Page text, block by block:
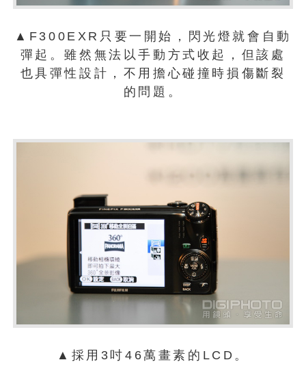
▲F300EXR只要一開始，閃光燈就會自動
彈起。雖然無法以手動方式收起，但該處
也具彈性設計，不用擔心碰撞時損傷斷裂
的問題。
▲採用3吋46萬畫素的LCD。